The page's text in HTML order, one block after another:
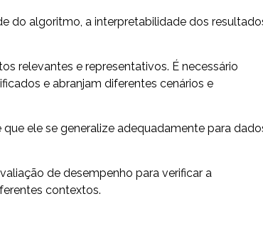
do algoritmo, a interpretabilidade dos
relevantes e representativos. É necessário
e abranjam diferentes cenários e
ele se generalize adequadamente para
de desempenho para verificar a
contextos.